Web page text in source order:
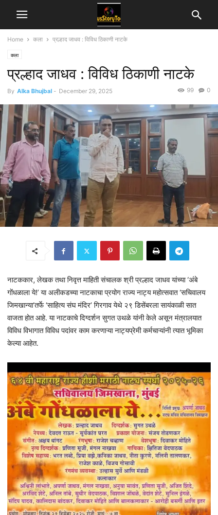
Home कला प्रल्हाद जाधव : विविध ठिकाणी नाटके
कला
प्रल्हाद जाधव : विविध ठिकाणी नाटके
By Alka Bhujbal - December 29, 2025 0
99
नाटककार, लेखक तथा निवृत्त माहिती संचालक श्री प्रल्हाद जाधव यांच्या ‘अंबे
गोंधळाला ये!’ या अलीकडच्या नाटकाचा प्रयोग राज्य नाट्य महोत्सवात ‘सचिवालय
जिमखान्या’तर्फे ‘साहित्य संघ मंदिर’ गिरगाव येथे २९ डिसेंबरला सायंकाळी सात
वाजता होत आहे. या नाटकाचे दिग्दर्शन सुगत उथळे यांनी केले असून मंत्रालयात
विविध विभागात विविध पदांवर काम करणाऱ्या नाट्यप्रेमी कर्मचाऱ्यांनी त्यात भूमिका
केल्या आहेत.